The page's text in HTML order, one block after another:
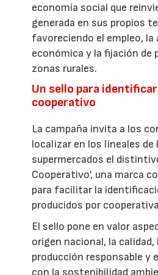
economía social que
generada en sus propios
favoreciendo el empleo, la
económica y la fijación de
zonas rurales.
Un sello para
cooperativo
La campaña invita a los
localizar en los lineales de
supermercados el
Cooperativo', una marca
para facilitar la
producidos por
El sello pone en valor
origen nacional, la
producción responsable y
con la sostenibilidad